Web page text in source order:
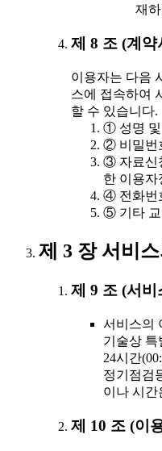
재
제 8 조 (계
이용자는 다음
스에 접속하여
할 수 있습니다.
① 성명 및
② 비밀번
③ 자료신
한 이용자
④ 전화번
⑤ 기타 교
제 3 장 서비
제 9 조 (서
서비스의
기술상 특
24시간
정기점검
이나 시간
제 10 조 (이